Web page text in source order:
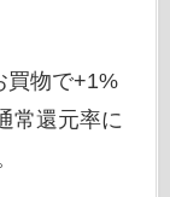
買物で+1%
常還元率に